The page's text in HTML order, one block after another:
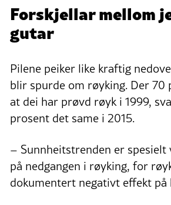
Forskjellar mellom
gutar
Pilene peiker like kraftig
blir spurde om røyking. Der 70
at dei har prøvd røyk i 1999,
prosent det same i 2015.
– Sunnheitstrenden er spesielt
på nedgangen i røyking, for
dokumentert negativt effekt på